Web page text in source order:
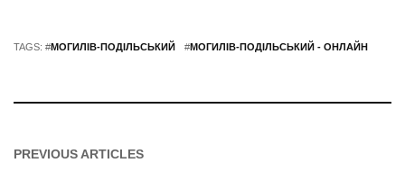
TAGS: #МОГИЛІВ-ПОДІЛЬСЬКИЙ #МОГИЛІВ-ПОДІЛЬСЬКИЙ - ОНЛАЙН
PREVIOUS ARTICLES